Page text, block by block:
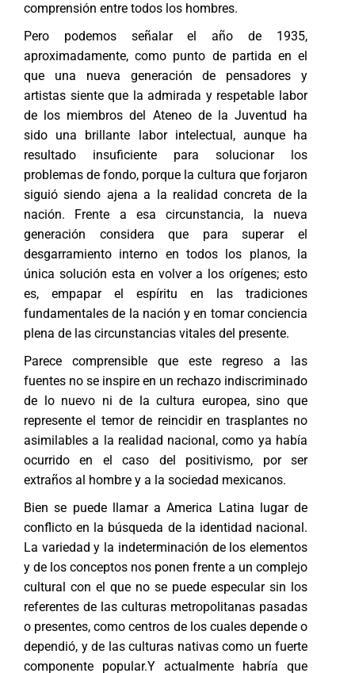
comprensión entre todos los hombres.
Pero podemos señalar el año de 1935,
aproximadamente, como punto de partida en el
que una nueva generación de pensadores y
artistas siente que la admirada y respetable labor
de los miembros del Ateneo de la Juventud ha
sido una brillante labor intelectual, aunque ha
resultado insuficiente para solucionar los
problemas de fondo, porque la cultura que forjaron
siguió siendo ajena a la realidad concreta de la
nación. Frente a esa circunstancia, la nueva
generación considera que para superar el
desgarramiento interno en todos los planos, la
única solución esta en volver a los orígenes; esto
es, empapar el espíritu en las tradiciones
fundamentales de la nación y en tomar conciencia
plena de las circunstancias vitales del presente.
Parece comprensible que este regreso a las
fuentes no se inspire en un rechazo indiscriminado
de lo nuevo ni de la cultura europea, sino que
represente el temor de reincidir en trasplantes no
asimilables a la realidad nacional, como ya había
ocurrido en el caso del positivismo, por ser
extraños al hombre y a la sociedad mexicanos.
Bien se puede llamar a America Latina lugar de
conflicto en la búsqueda de la identidad nacional.
La variedad y la indeterminación de los elementos
y de los conceptos nos ponen frente a un complejo
cultural con el que no se puede especular sin los
referentes de las culturas metropolitanas pasadas
o presentes, como centros de los cuales depende o
dependió, y de las culturas nativas como un fuerte
componente popular.Y actualmente habría que